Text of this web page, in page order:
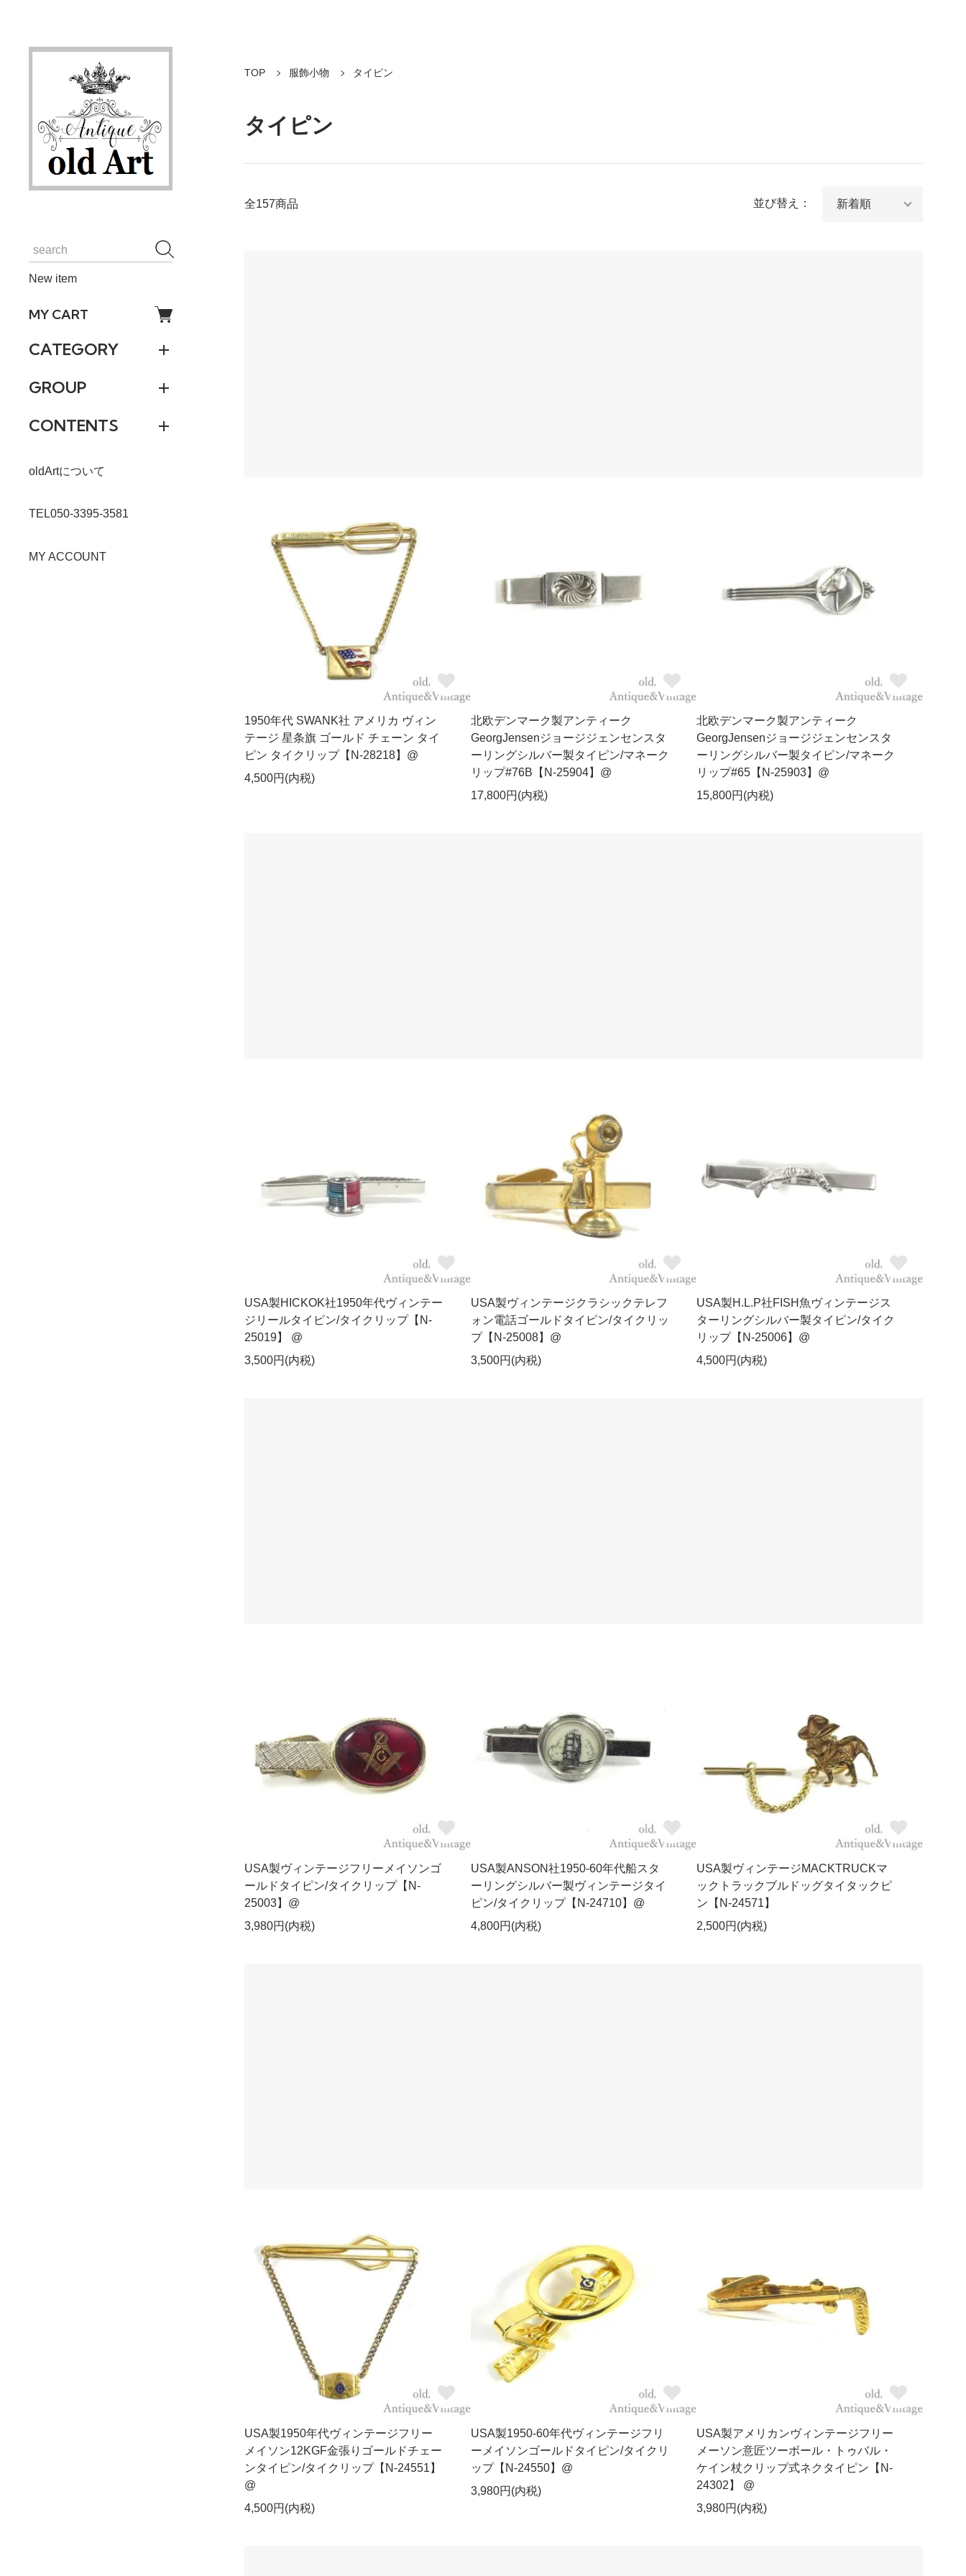
New item
MY CART
CATEGORY
GROUP
CONTENTS
oldArtについて
TEL050-3395-3581
MY ACCOUNT
TOP 服飾小物 タイピン
タイピン
全157商品 並び替え：
1950年代 SWANK社 アメリカ ヴィン
テージ 星条旗 ゴールド チェーン タイ
ピン タイクリップ【N-28218】@
4,500円(内税)
北欧デンマーク製アンティーク
GeorgJensenジョージジェンセンスタ
ーリングシルバー製タイピン/マネーク
リップ#76B【N-25904】@
17,800円(内税)
北欧デンマーク製アンティーク
GeorgJensenジョージジェンセンスタ
ーリングシルバー製タイピン/マネーク
リップ#65【N-25903】@
15,800円(内税)
USA製HICKOK社1950年代ヴィンテー
ジリールタイピン/タイクリップ【N-
25019】 @
3,500円(内税)
USA製ヴィンテージクラシックテレフ
ォン電話ゴールドタイピン/タイクリッ
プ【N-25008】@
3,500円(内税)
USA製H.L.P社FISH魚ヴィンテージス
ターリングシルバー製タイピン/タイク
リップ【N-25006】@
4,500円(内税)
USA製ヴィンテージフリーメイソンゴ
ールドタイピン/タイクリップ【N-
25003】@
3,980円(内税)
USA製ANSON社1950-60年代船スタ
ーリングシルバー製ヴィンテージタイ
ピン/タイクリップ【N-24710】@
4,800円(内税)
USA製ヴィンテージMACKTRUCKマ
ックトラックブルドッグタイタックピ
ン【N-24571】
2,500円(内税)
USA製1950年代ヴィンテージフリー
メイソン12KGF金張りゴールドチェー
ンタイピン/タイクリップ【N-24551】
@
4,500円(内税)
USA製1950-60年代ヴィンテージフリ
ーメイソンゴールドタイピン/タイクリ
ップ【N-24550】@
3,980円(内税)
USA製アメリカンヴィンテージフリー
メーソン意匠ツーボール・トゥバル・
ケイン杖クリップ式ネクタイピン【N-
24302】 @
3,980円(内税)